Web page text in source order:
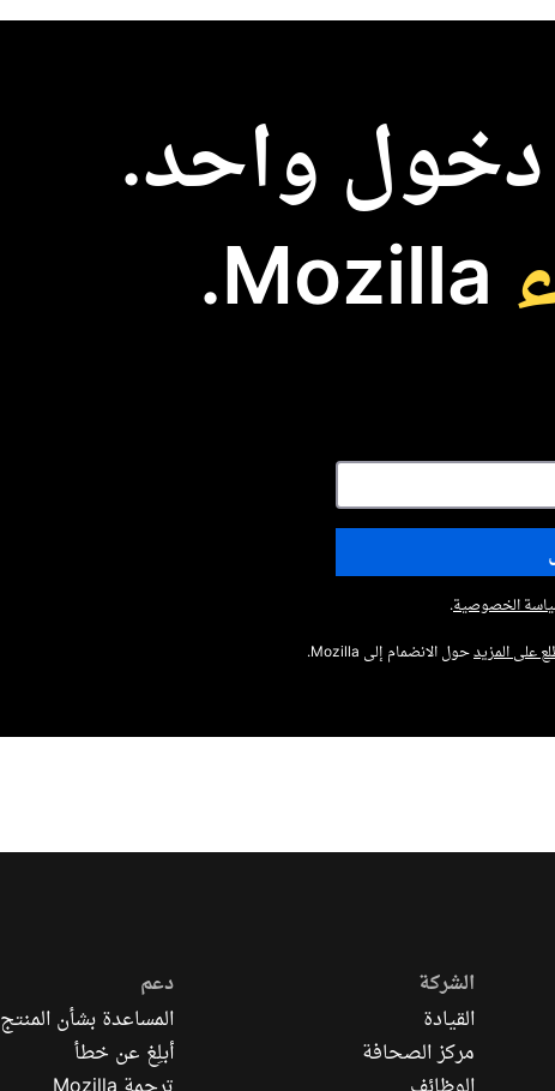
واحد.
الخصوصية.
على المزيد حول الانضمام إلى Mozilla.
الشركة
القيادة
مركز الصحافة
الوظائف
دعم
المساعدة بشأن المنتج
أبلِغ عن خطأ
ترجمة Mozilla